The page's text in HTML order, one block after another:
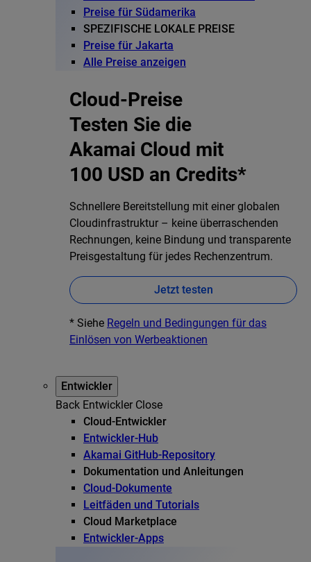
Preise für Südamerika
SPEZIFISCHE LOKALE PREISE
Preise für Jakarta
Alle Preise anzeigen
Cloud-Preise
Testen Sie die
Akamai Cloud mit
100 USD an Credits*
Schnellere Bereitstellung mit einer globalen
Cloudinfrastruktur – keine überraschenden
Rechnungen, keine Bindung und transparente
Preisgestaltung für jedes Rechenzentrum.
Jetzt testen
* Siehe Regeln und Bedingungen für das
Einlösen von Werbeaktionen
Entwickler
Back Entwickler Close
Cloud-Entwickler
Entwickler-Hub
Akamai GitHub-Repository
Dokumentation und Anleitungen
Cloud-Dokumente
Leitfäden und Tutorials
Cloud Marketplace
Entwickler-Apps